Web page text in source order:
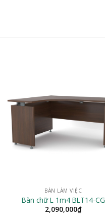
BÀN LÀM VIỆC
Bàn chữ L 1m4 BLT14-CG
2,090,000₫